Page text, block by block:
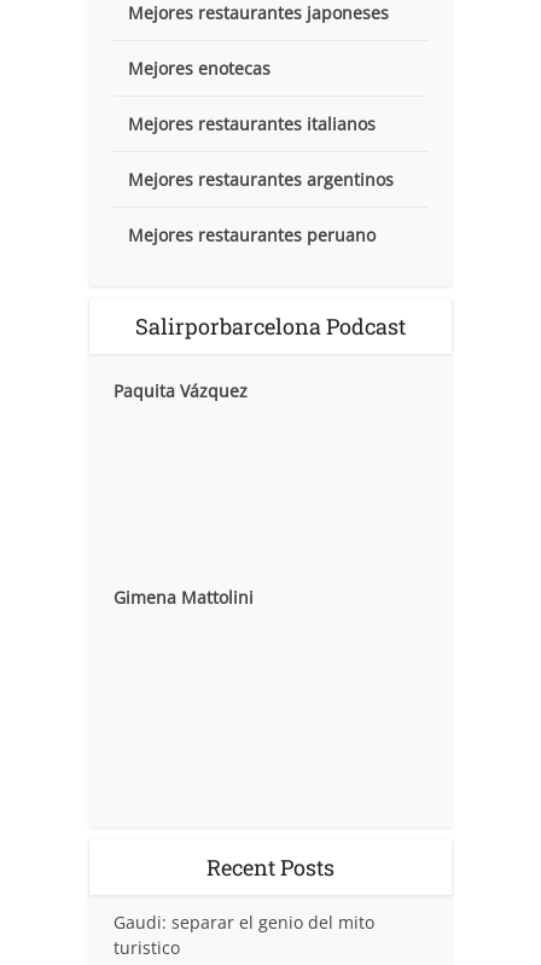
Mejores restaurantes japoneses
Mejores enotecas
Mejores restaurantes italianos
Mejores restaurantes argentinos
Mejores restaurantes peruano
Salirporbarcelona Podcast
Paquita Vázquez
Gimena Mattolini
Recent Posts
Gaudi: separar el genio del mito
turistico